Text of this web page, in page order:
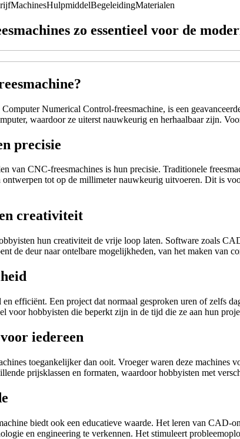
MachinesHulpmiddelBegeleidingMaterialen
zo essentieel voor de
Numerical Control-freesmachine, is een
waardoor ze uiterst nauwkeurig en herhaalbaar zijn.
precisie
van CNC-freesmachines is hun precisie. Traditionele
ontwerpen tot op de millimeter nauwkeurig uitvoeren. Dit is
creativiteit
hun creativiteit de vrije loop laten. Software zoals
de deur naar ontelbare mogelijkheden, van het maken van
efficiënt. Een project dat normaal gesproken uren of zelfs
voor hobbyisten die beperkt zijn in de tijd die ze aan hun
iedereen
toegankelijker dan ooit. Vroeger waren deze machines
prijsklassen en formaten, waardoor hobbyisten met
biedt ook een educatieve waarde. Het leren van
en engineering te verkennen. Het stimuleert